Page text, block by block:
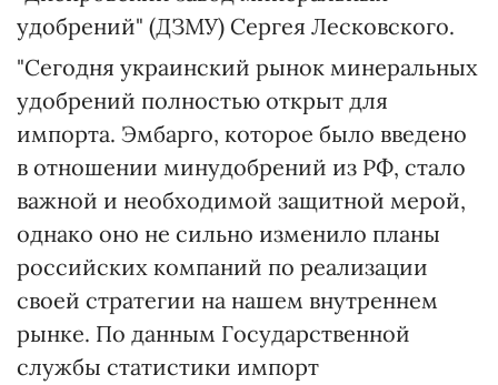
удобрений" (ДЗМУ) Сергея Лесковского.
"Сегодня украинский рынок минеральных
удобрений полностью открыт для
импорта. Эмбарго, которое было введено
в отношении минудобрений из РФ, стало
важной и необходимой защитной мерой,
однако оно не сильно изменило планы
российских компаний по реализации
своей стратегии на нашем внутреннем
рынке. По данным Государственной
службы статистики импорт